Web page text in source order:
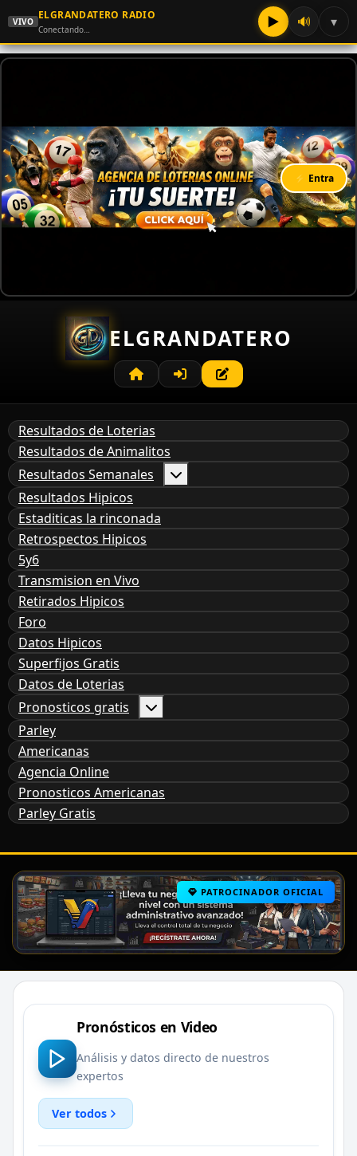
VIVO
ELGRANDATERO RADIO
Conectando… ▶ 🔊 ▾
⚡ Entra
ELGRANDATERO
Resultados de Loterias
Resultados de Animalitos
Resultados Semanales
Resultados Hipicos
Estaditicas la rinconada
Retrospectos Hipicos
5y6
Transmision en Vivo
Retirados Hipicos
Foro
Datos Hipicos
Superfijos Gratis
Datos de Loterias
Pronosticos gratis
Parley
Americanas
Agencia Online
Pronosticos Americanas
Parley Gratis
PATROCINADOR OFICIAL
Pronósticos en Video
Análisis y datos directo de nuestros
expertos
Ver todos